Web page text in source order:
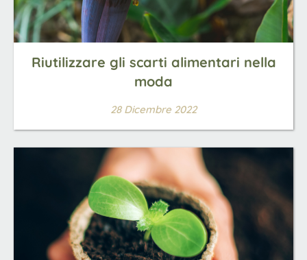
Riutilizzare gli scarti alimentari nella
moda
28 Dicembre 2022